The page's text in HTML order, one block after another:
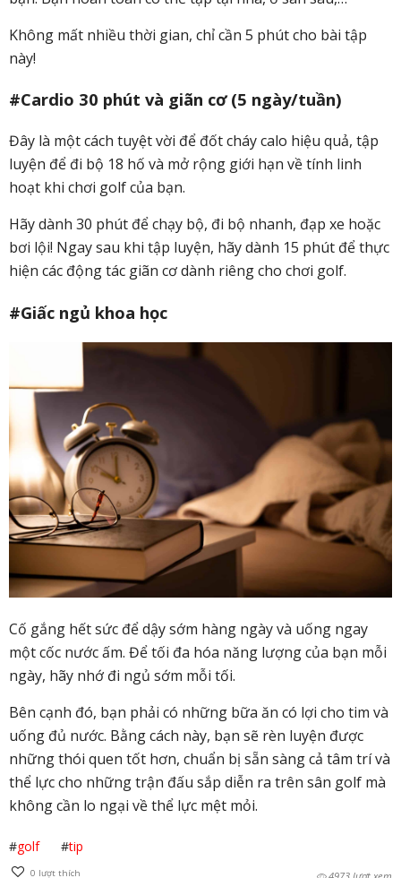
Không mất nhiều thời gian, chỉ cần 5 phút cho bài tập
này!
#Cardio 30 phút và giãn cơ (5 ngày/tuần)
Đây là một cách tuyệt vời để đốt cháy calo hiệu quả, tập
luyện để đi bộ 18 hố và mở rộng giới hạn về tính linh
hoạt khi chơi golf của bạn.
Hãy dành 30 phút để chạy bộ, đi bộ nhanh, đạp xe hoặc
bơi lội! Ngay sau khi tập luyện, hãy dành 15 phút để thực
hiện các động tác giãn cơ dành riêng cho chơi golf.
#Giấc ngủ khoa học
Cố gắng hết sức để dậy sớm hàng ngày và uống ngay
một cốc nước ấm. Để tối đa hóa năng lượng của bạn mỗi
ngày, hãy nhớ đi ngủ sớm mỗi tối.
Bên cạnh đó, bạn phải có những bữa ăn có lợi cho tim và
uống đủ nước. Bằng cách này, bạn sẽ rèn luyện được
những thói quen tốt hơn, chuẩn bị sẵn sàng cả tâm trí và
thể lực cho những trận đấu sắp diễn ra trên sân golf mà
không cần lo ngại về thể lực mệt mỏi.
#golf #tip
0 lượt thích